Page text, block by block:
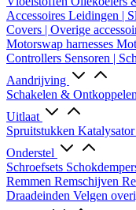
Accessoires Leidingen |
Covers | Overige
Motorswap harnesses
Controllers Sensoren |
Aandrijving
Schakelen & Ontkoppelen
Uitlaat
Spruitstukken
Onderstel
Schroefsets
Remmen Remschijven
Draadeinden Velgen